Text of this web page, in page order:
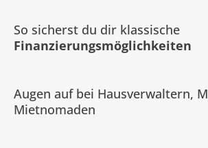
So sicherst du dir klassische
Finanzierungsmöglichkeiten
Augen auf bei Hausverwaltern,
Mietnomaden